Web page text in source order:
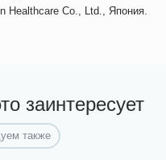
Healthcare Co., Ltd., Япония.
заинтересует
также